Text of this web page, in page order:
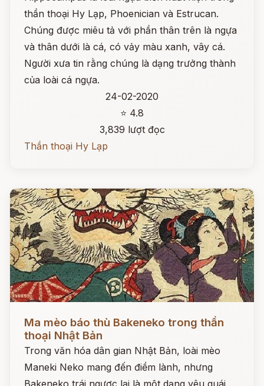
thần thoại Hy Lạp, Phoenician và Estrucan.
Chúng được miêu tả với phần thân trên là ngựa
và thân dưới là cá, có vảy màu xanh, vây cá.
Người xưa tin rằng chúng là dạng trưởng thành
của loài cá ngựa.
24-02-2020
⭐ 4.8
3,839 lượt đọc
Thần thoại Hy Lạp
Ma mèo báo thù Bakeneko trong thần
thoại Nhật Bản
Trong văn hóa dân gian Nhật Bản, loài mèo
Maneki Neko mang đến điềm lành, nhưng
Bakeneko trái ngược lại là một dạng yêu quái